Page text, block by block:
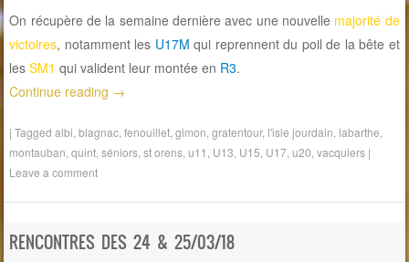
On récupère de la semaine dernière avec une nouvelle majorité de
victoires, notamment les U17M qui reprennent du poil de la bête et
lesSM1 qui valident leur montée en R3.
Continue reading →
|Taggedalbi,blagnac,fenouillet,gimon,gratentour, l'isle jourdain, labarthe,
montauban,quint,séniors,st orens,u11 , U13, U15, U17,u20,vacquiers |
Leave a comment
RENCONTRES DES 24 & 25/03/18